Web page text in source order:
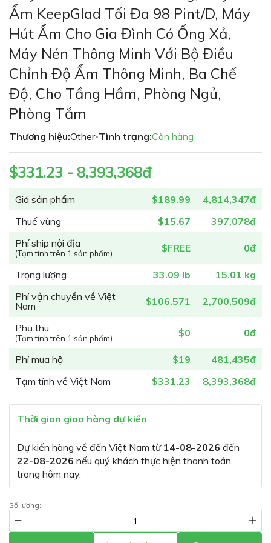
phần
của
thư
hình
ảnh
Ẩm KeepGlad Tối Đa 98 Pint/D, Máy
Hút Ẩm Cho Gia Đình Có Ống Xả,
Máy Nén Thông Minh Với Bộ Điều
Chỉnh Độ Ẩm Thông Minh, Ba Chế
Độ, Cho Tầng Hầm, Phòng Ngủ,
Phòng Tắm
Thương hiệu:Other•Tình trạng:Còn hàng
Giá sản phẩm $189.99
4,814,347đ
Thuế vùng
$15.67
397,078đ
Phí ship nội địa
(Tạm tính trên 1 sản phẩm) $FREE 0đ
Trọng lượng 33.09 lb
15.01 kg
Phí vận chuyển về Việt
Nam
$106.571 2,700,509đ
Phụ thu
(Tạm tính trên 1 sản phẩm) $0 0đ
Phí mua hộ $19
481,435đ
Tạm tính về Việt Nam
$331.23 8,393,368đ
$331.23 - 8,393,368đ
Thời gian giao hàng dự kiến
Dự kiến hàng về đến Việt Nam từ 14-08-2026 đến
22-08-2026 nếu quý khách thực hiện thanh toán
trong hôm nay.
Số lượng: